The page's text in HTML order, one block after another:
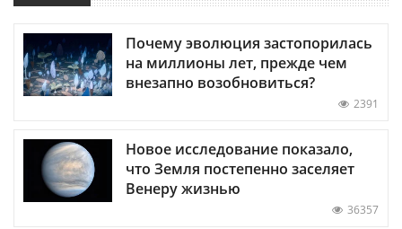
Почему эволюция застопорилась
на миллионы лет, прежде чем
внезапно возобновиться?
2391
Новое исследование показало,
что Земля постепенно заселяет
Венеру жизнью
36357